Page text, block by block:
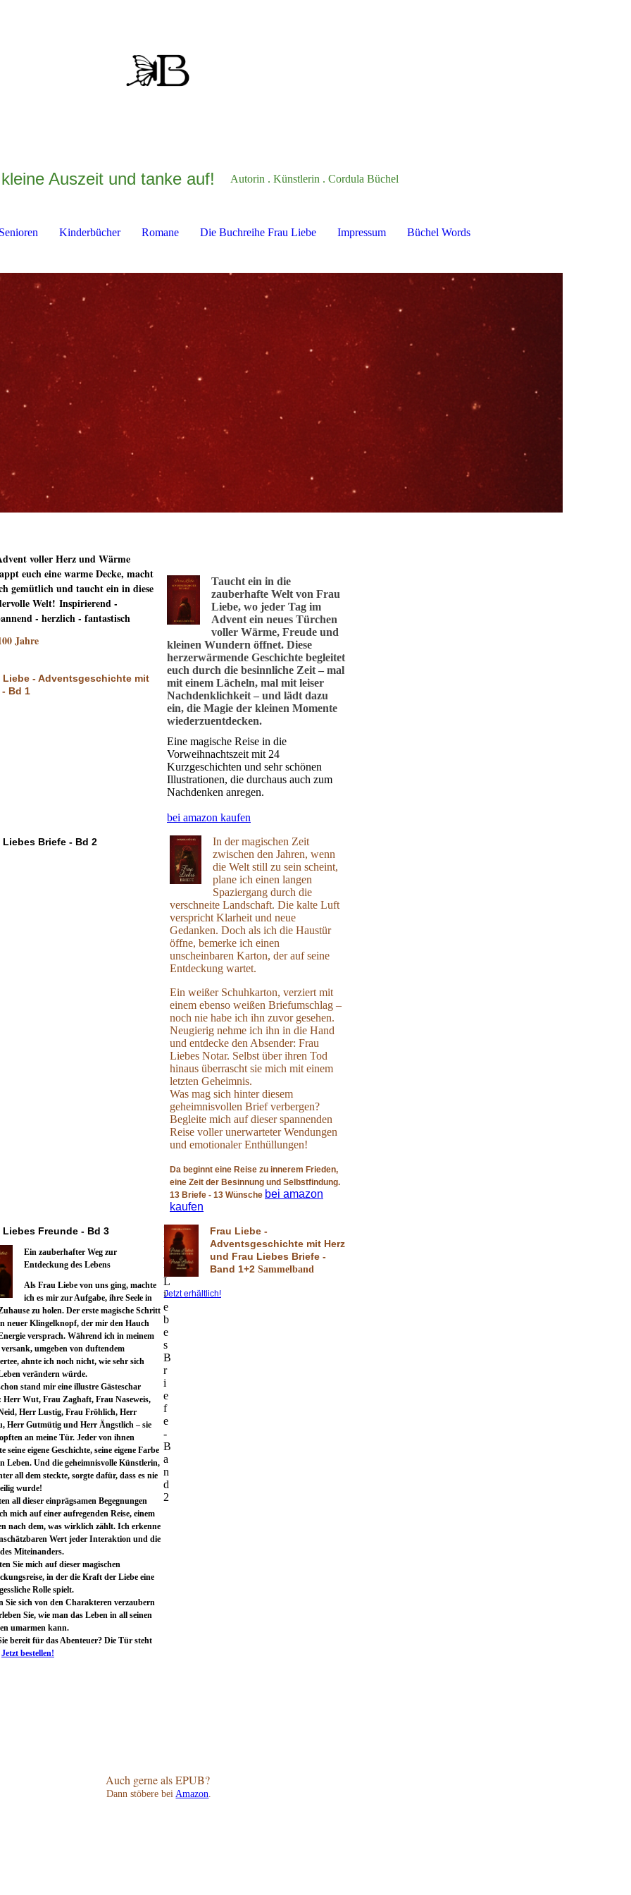
Auszeit und tanke auf! Autorin . Künstlerin . Cordula Büchel
Kinderbücher Romane Die Buchreihe Frau Liebe Impressum Büchel Words
voller Herz und Wärme
euch eine warme Decke, macht
gemütlich und taucht ein in diese
Welt! Inspirierend -
- herzlich - fantastisch
Jahre
Liebe - Adventsgeschichte mit
- Bd 1
Taucht ein in die
zauberhafte Welt von Frau
Liebe, wo jeder Tag im
Advent ein neues Türchen
voller Wärme, Freude und
kleinen Wundern öffnet. Diese
herzerwärmende Geschichte begleitet
euch durch die besinnliche Zeit – mal
mit einem Lächeln, mal mit leiser
Nachdenklichkeit – und lädt dazu
ein, die Magie der kleinen Momente
wiederzuentdecken.
Eine magische Reise in die
Vorweihnachtszeit mit 24
Kurzgeschichten und sehr schönen
Illustrationen, die durchaus auch zum
Nachdenken anregen.
bei amazon kaufen
Liebes Briefe - Bd 2
In der magischen Zeit
zwischen den Jahren, wenn
die Welt still zu sein scheint,
plane ich einen langen
Spaziergang durch die
verschneite Landschaft. Die kalte Luft
verspricht Klarheit und neue
Gedanken. Doch als ich die Haustür
öffne, bemerke ich einen
unscheinbaren Karton, der auf seine
Entdeckung wartet.
Ein weißer Schuhkarton, verziert mit
einem ebenso weißen Briefumschlag –
noch nie habe ich ihn zuvor gesehen.
Neugierig nehme ich ihn in die Hand
und entdecke den Absender: Frau
Liebes Notar. Selbst über ihren Tod
hinaus überrascht sie mich mit einem
letzten Geheimnis.
Was mag sich hinter diesem
geheimnisvollen Brief verbergen?
Begleite mich auf dieser spannenden
Reise voller unerwarteter Wendungen
und emotionaler Enthüllungen!
Da beginnt eine Reise zu innerem Frieden,
eine Zeit der Besinnung und Selbstfindung.
13 Briefe - 13 Wünsche bei amazon
kaufen
Liebes Freunde - Bd 3
Ein zauberhafter Weg zur
Entdeckung des Lebens
Als Frau Liebe von uns ging, machte
ich es mir zur Aufgabe, ihre Seele in
zu holen. Der erste magische Schritt
neuer Klingelknopf, der mir den Hauch
versprach. Während ich in meinem
versank, umgeben von duftendem
ahnte ich noch nicht, wie sehr sich
verändern würde.
stand mir eine illustre Gästeschar
Herr Wut, Frau Zaghaft, Frau Naseweis,
Herr Lustig, Frau Fröhlich, Herr
Herr Gutmütig und Herr Ängstlich – sie
an meine Tür. Jeder von ihnen
seine eigene Geschichte, seine eigene Farbe
Leben. Und die geheimnisvolle Künstlerin,
all dem steckte, sorgte dafür, dass es nie
wurde!
all dieser einprägsamen Begegnungen
mich auf einer aufregenden Reise, einem
nach dem, was wirklich zählt. Ich erkenne
Wert jeder Interaktion und die
Miteinanders.
Sie mich auf dieser magischen
in der die Kraft der Liebe eine
Rolle spielt.
Sie sich von den Charakteren verzaubern
Sie, wie man das Leben in all seinen
umarmen kann.
bereit für das Abenteuer? Die Tür steht
Jetzt bestellen!
F
r
a
u
L
i
e
b
e
s
B
r
i
e
f
e
-
B
a
n
d
2
Frau Liebe -
Adventsgeschichte mit Herz
und Frau Liebes Briefe -
Band 1+2Sammelband
Jetzt erhältlich!
Auch gerne als EPUB?
Dann stöbere beiAmazon.